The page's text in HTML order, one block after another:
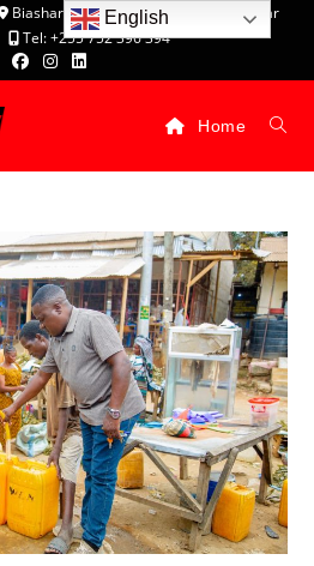
Biashara Complex - P.O. Box 25074, Dar
Tel: +255 752 396 394
Home
English